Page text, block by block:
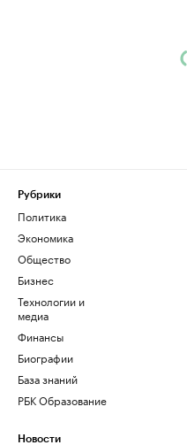
Рубрики
Политика
Экономика
Общество
Бизнес
Технологии и
медиа
Финансы
Биографии
База знаний
РБК Образование
Новости